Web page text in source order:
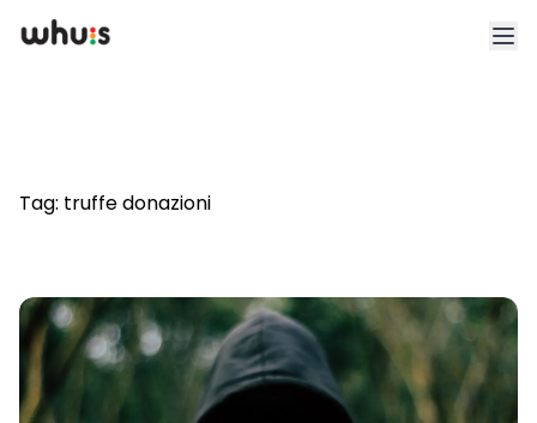
Blog
App
Whuis per lo sport
Tag: truffe donazioni